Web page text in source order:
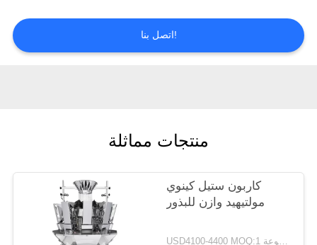
طلب
اقتباس
اتصل بنا!
منتجات مماثلة
كاربون ستيل كينوي
مولتيهيد وازن للبذور
USD4100-4400 MOQ:1 مجموعة